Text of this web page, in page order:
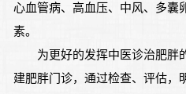
心血管病、高血压、中风、多囊
素。
为更好的发挥中医诊治肥胖
建肥胖门诊，通过检查、评估，